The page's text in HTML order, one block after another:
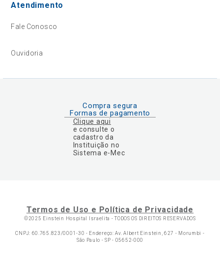
Atendimento
Fale Conosco
Ouvidoria
Compra segura
Formas de pagamento
Clique aqui
e consulte o
cadastro da
Instituição no
Sistema e-Mec
Termos de Uso e Política de Privacidade
©2025 Einstein Hospital Israelita -TODOS OS DIREITOS RESERVADOS
CNPJ: 60.765.823/0001-30 - Endereço: Av. Albert Einstein, 627 - Morumbi -
São Paulo - SP - 05652-000